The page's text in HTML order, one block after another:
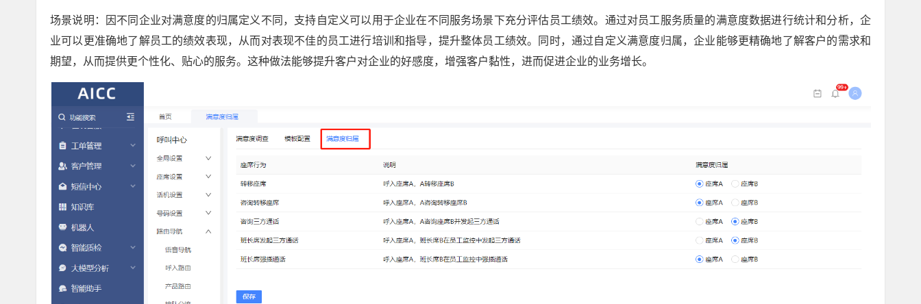
场景说明：因不同企业对满意度的归属定义不同，支持自定义可以用于企业在不同服务场景下充分评估员工绩效。通过对员工服务质量的满意度数据进行统计和分析，企
业可以更准确地了解员工的绩效表现，从而对表现不佳的员工进行培训和指导，提升整体员工绩效。同时，通过自定义满意度归属，企业能够更精确地了解客户的需求和
期望，从而提供更个性化、贴心的服务。这种做法能够提升客户对企业的好感度，增强客户黏性，进而促进企业的业务增长。